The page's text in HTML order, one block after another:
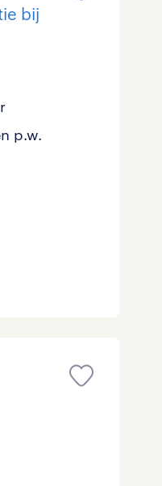
bij
p.w.